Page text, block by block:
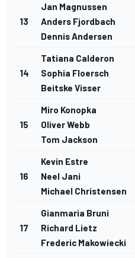
13
Jan Magnussen
Anders Fjordbach
Dennis Andersen
14
Tatiana Calderon
Sophia Floersch
Beitske Visser
15
Miro Konopka
Oliver Webb
Tom Jackson
16
Kevin Estre
Neel Jani
Michael Christensen
17
Gianmaria Bruni
Richard Lietz
Frederic Makowiecki